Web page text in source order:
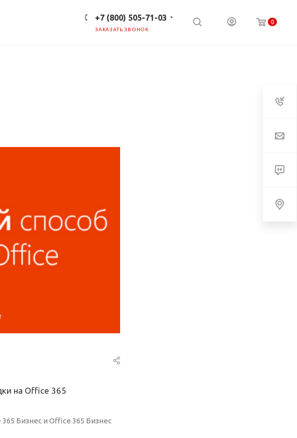
0
+7 (800) 505-71-03
ЗАКАЗАТЬ ЗВОНОК
на Office 365
Бизнес и Office 365 Бизнес